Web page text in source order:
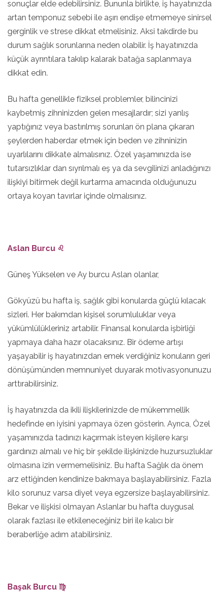
sonuçlar elde edebilirsiniz. Bununla birlikte, iş hayatınızda
artan temponuz sebebi ile aşırı endişe etmemeye sinirsel
gerginlik ve strese dikkat etmelisiniz. Aksi takdirde bu
durum sağlık sorunlarına neden olabilir. İş hayatınızda
küçük ayrıntılara takılıp kalarak batağa saplanmaya
dikkat edin.
Bu hafta genellikle fiziksel problemler, bilincinizi
kaybetmiş zihninizden gelen mesajlardır; sizi yanlış
yaptığınız veya bastırılmış sorunları ön plana çıkaran
şeylerden haberdar etmek için beden ve zihninizin
uyarlılarını dikkate almalısınız. Özel yaşamınızda ise
tutarsızlıklar dan sıyrılmalı eş ya da sevgilinizi anladığınızı
ilişkiyi bitirmek değil kurtarma amacında olduğunuzu
ortaya koyan tavırlar içinde olmalısınız.
Aslan Burcu ♌
Güneş Yükselen ve Ay burcu Aslan olanlar,
Gökyüzü bu hafta iş, sağlık gibi konularda güçlü kılacak
sizleri. Her bakımdan kişisel sorumluluklar veya
yükümlülükleriniz artabilir. Finansal konularda işbirliği
yapmaya daha hazır olacaksınız. Bir ödeme artışı
yaşayabilir iş hayatınızdan emek verdiğiniz konuların geri
dönüşümünden memnuniyet duyarak motivasyonunuzu
arttırabilirsiniz.
İş hayatınızda da ikili ilişkilerinizde de mükemmellik
hedefinde en iyisini yapmaya özen gösterin. Ayrıca, Özel
yaşamınızda tadınızı kaçırmak isteyen kişilere karşı
gardınızı almalı ve hiç bir şekilde ilişkinizde huzursuzluklar
olmasına izin vermemelisiniz. Bu hafta Sağlık da önem
arz ettiğinden kendinize bakmaya başlayabilirsiniz. Fazla
kilo sorunuz varsa diyet veya egzersize başlayabilirsiniz.
Bekar ve ilişkisi olmayan Aslanlar bu hafta duygusal
olarak fazlası ile etkileneceğiniz biri ile kalıcı bir
beraberliğe adım atabilirsiniz.
Başak Burcu ♍